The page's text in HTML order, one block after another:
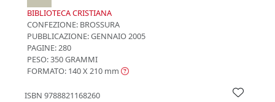
BIBLIOTECA CRISTIANA
CONFEZIONE: BROSSURA
PUBBLICAZIONE:GENNAIO 2005
PAGINE: 280
PESO: 350 GRAMMI
FORMATO: 140 X 210 mm
ISBN 9788821168260